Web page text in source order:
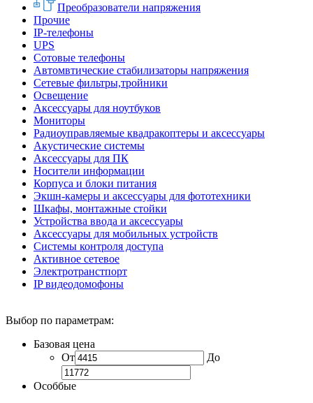
Преобразователи напряжения
Прочие
IP-телефоны
UPS
Сотовые телефоны
Автомвтические стабилизаторы напряжения
Сетевые фильтры,тройники
Освещение
Аксессуары для ноутбуков
Мониторы
Радиоуправляемые квадракоптеры и аксессуары
Акустические системы
Аксессуары для ПК
Носители информации
Корпуса и блоки питания
Экшн-камеры и аксессуары для фототехники
Шкафы, монтажные стойки
Устройства ввода и аксессуары
Аксессуары для мобильных устройств
Системы контроля доступа
Активное сетевое
Электротранстпорт
IP видеодомофоны
Выбор по параметрам:
Базовая цена
От
До
Особбые